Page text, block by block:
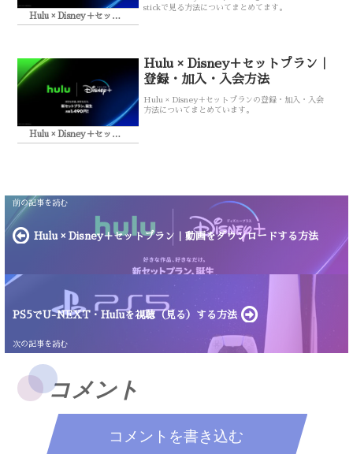
Hulu × Disney＋セットプラン
stickで見る方法についてまとめてます。
Hulu × Disney＋セットプラン
Hulu × Disney＋セットプラン｜
登録・加入・入会方法
Hulu × Disney＋セットプランの登録・加入・入会
方法についてまとめています。
Hulu × Disney＋セットプラン｜動画をダウンロードする方法
PS5でU-NEXT・Huluを視聴（見る）する方法
コメント
コメントを書き込む